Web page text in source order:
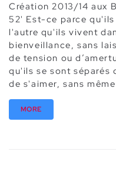
Création 2013/14 aux
52' Est-ce parce
l'autre qu'ils vivent
bienveillance, sans
de tension ou
qu'ils se sont séparés
de s'aimer, sans
MORE